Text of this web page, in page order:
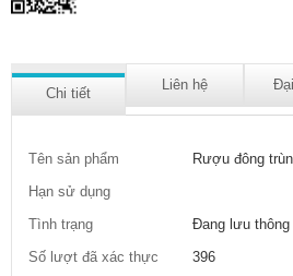
Chi tiết
Liên hệ
Tên sản phẩm
Rượu đông
Hạn sử dụng
Tình trạng
Đang lưu thông
Số lượt đã xác thực
396